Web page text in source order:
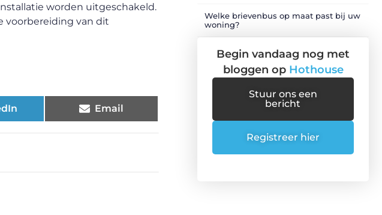
worden uitgeschakeld.
voorbereiding van dit
Email
Welke brievenbus op maat past bij uw
woning?
Begin vandaag nog met
bloggen op Hothouse
Stuur ons een
bericht
Registreer hier